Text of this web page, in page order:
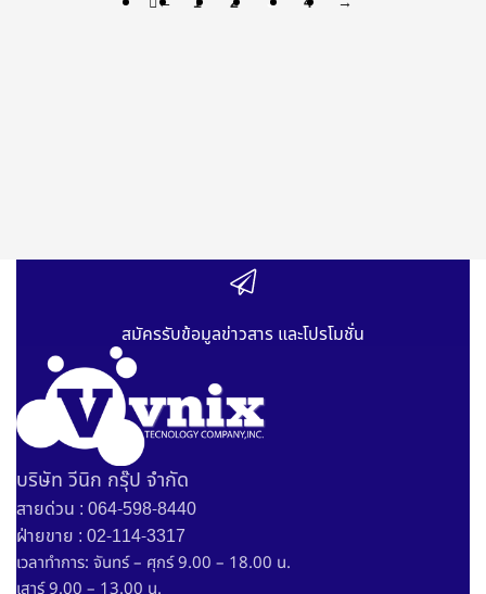
สมัครรับข้อมูลข่าวสาร และโปรโมชั่น
บริษัท วีนิก กรุ๊ป จำกัด
สายด่วน : 064-598-8440
ฝ่ายขาย : 02-114-3317
เวลาทำการ: จันทร์ – ศุกร์ 9.00 – 18.00 น.
เสาร์ 9.00 – 13.00 น.